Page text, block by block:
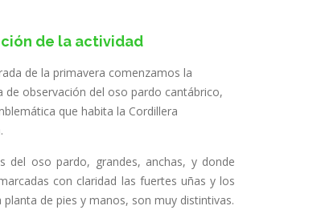
de la actividad
de la primavera comenzamos la
de observación del oso pardo cantábrico,
que habita la Cordillera
del oso pardo, grandes, anchas, y donde
con claridad las fuertes uñas y los
planta de pies y manos, son muy distintivas.